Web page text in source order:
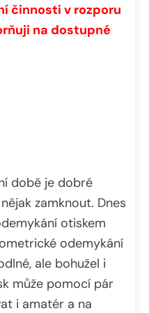
činnosti v rozporu
na dostupné
době je dobré
zamknout. Dnes
otiskem
odemykání
ale bohužel i
může pomocí pár
i amatér a na